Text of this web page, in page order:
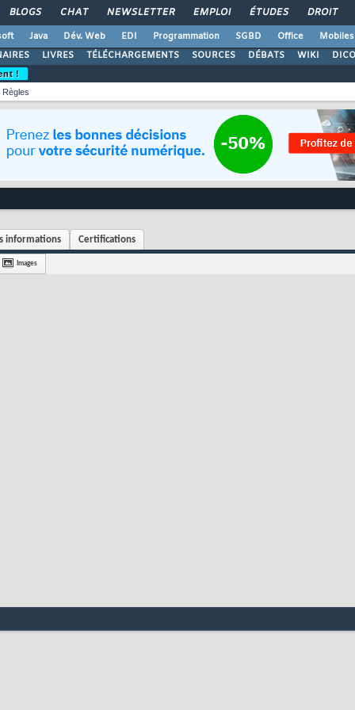
BLOGS CHAT NEWSLETTER EMPLOI ÉTUDES DROIT
Java Dév. Web EDI Programmation SGBD Office Mobiles
LIVRES TÉLÉCHARGEMENTS SOURCES DÉBATS WIKI DICO
!
Règles
informations Certifications
Images